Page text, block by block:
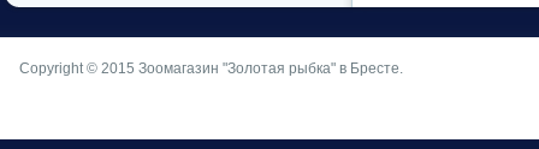
Copyright © 2015 Зоомагазин "Золотая рыбка" в Бресте.